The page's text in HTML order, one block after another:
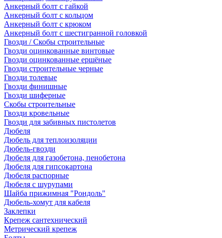
Анкерный болт с гайкой
Анкерный болт с кольцом
Анкерный болт с крюком
Анкерный болт с шестигранной головкой
Гвозди / Скобы строительные
Гвозди оцинкованные винтовые
Гвозди оцинкованные ершёные
Гвозди строительные черные
Гвозди толевые
Гвозди финишные
Гвозди шиферные
Скобы строительные
Гвозди кровельные
Гвозди для забивных пистолетов
Дюбеля
Дюбель для теплоизоляции
Дюбель-гвозди
Дюбеля для газобетона, пенобетона
Дюбеля для гипсокартона
Дюбеля распорные
Дюбеля с шурупами
Шайба прижимная "Рондоль"
Дюбель-хомут для кабеля
Заклепки
Крепеж сантехнический
Метрический крепеж